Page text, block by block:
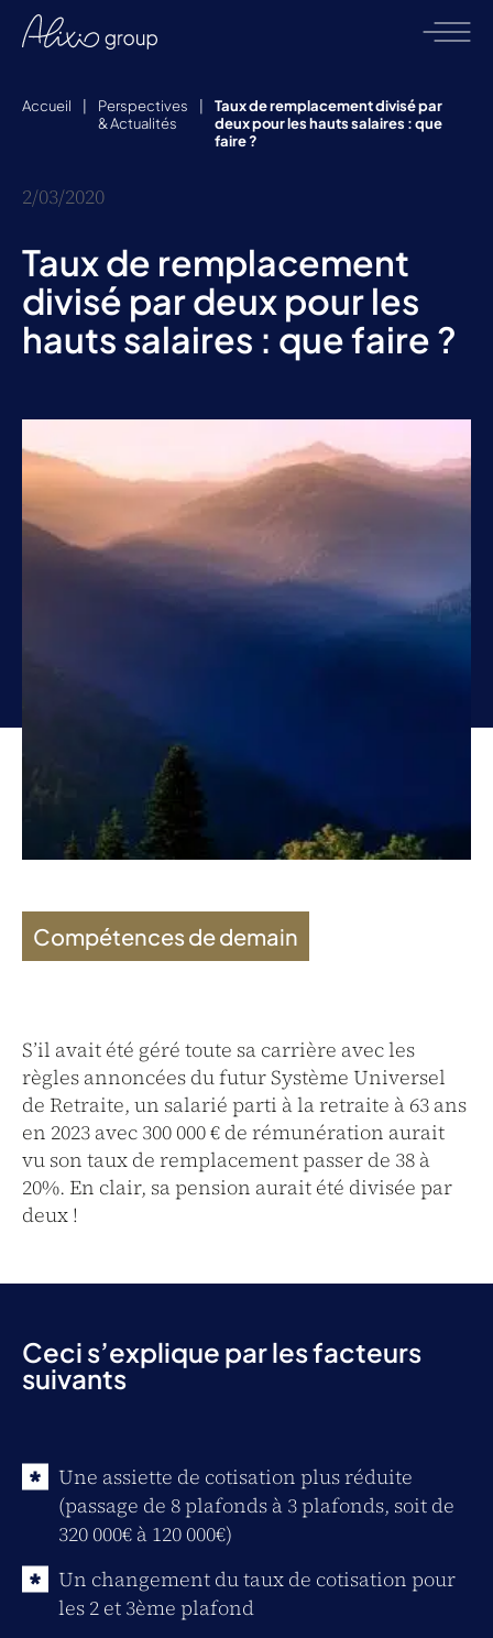
Accueil
Perspectives
& Actualités
Taux de remplacement divisé par
deux pour les hauts salaires : que
faire ?
2/03/2020
Taux de remplacement
divisé par deux pour les
hauts salaires : que faire ?
Compétences de demain
S’il avait été géré toute sa carrière avec les
règles annoncées du futur Système Universel
de Retraite, un salarié parti à la retraite à 63 ans
en 2023 avec 300 000 € de rémunération aurait
vu son taux de remplacement passer de 38 à
20%. En clair, sa pension aurait été divisée par
deux !
Ceci s’explique par les facteurs
suivants
Une assiette de cotisation plus réduite
(passage de 8 plafonds à 3 plafonds, soit de
320 000€ à 120 000€)
Un changement du taux de cotisation pour
les 2 et 3ème plafond